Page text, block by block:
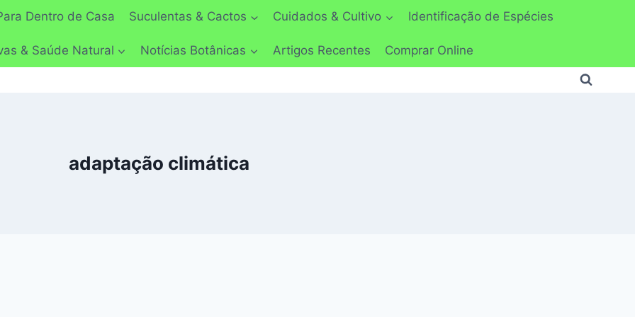
Dentro de Casa Suculentas & Cactos Cuidados & Cultivo Identificação de Espécies
& Saúde Natural Notícias Botânicas Artigos Recentes Comprar Online
adaptação climática